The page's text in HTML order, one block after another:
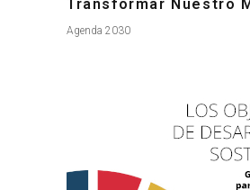
Transformar Nuestro
Agenda 2030